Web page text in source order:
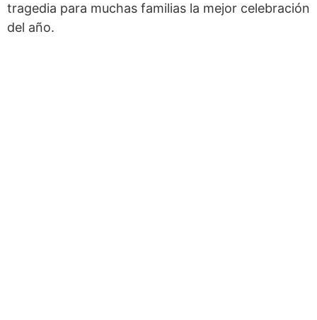
tragedia para muchas familias la mejor celebración
del año.